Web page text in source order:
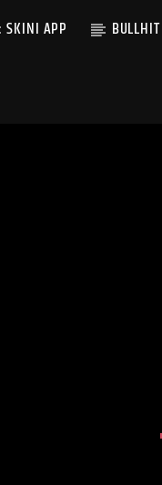
SKINI APP BULLHIT